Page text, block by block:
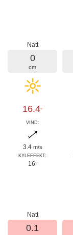
Natt
0
cm
16.4°
VIND:
3.4 m/s
KYLEFFEKT:
16°
Natt
0.1